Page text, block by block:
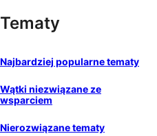
Tematy
Najbardziej popularne tematy
Wątki niezwiązane ze
wsparciem
Nierozwiązane tematy